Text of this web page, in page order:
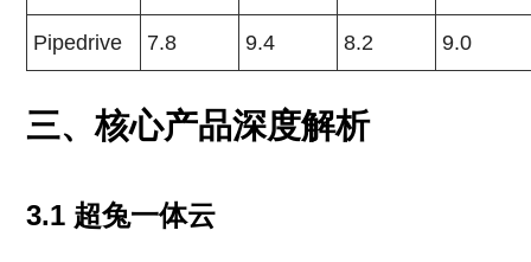
Pipedrive 7.8 9.4 8.2 9.0
三、核心产品深度解析
3.1 超兔一体云